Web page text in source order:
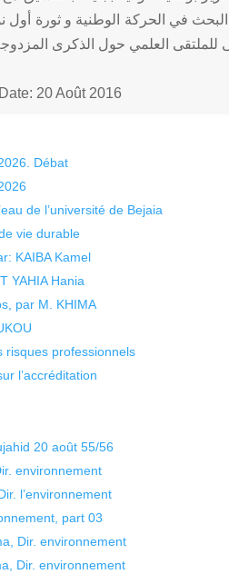
20 Août 2016
Débat
de l’université de Bejaia
vie durable
KAIBA Kamel
YAHIA Hania
par M. KHIMA
risques professionnels
l’accréditation
20 août 55/56
environnement
l’environnement
part 03
Dir. environnement
Dir. environnement